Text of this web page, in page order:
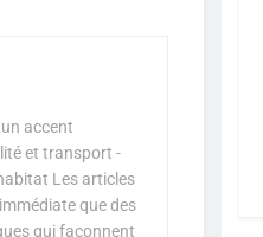
accent
et transport -
Les articles
que des
qui façonnent